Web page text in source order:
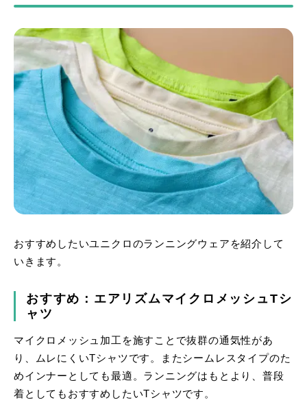
おすすめしたいユニクロのランニングウェアを紹介して
いきます。
おすすめ：エアリズムマイクロメッシュTシ
ャツ
マイクロメッシュ加工を施すことで抜群の通気性があ
り、ムレにくいTシャツです。またシームレスタイプのた
めインナーとしても最適。ランニングはもとより、普段
着としてもおすすめしたいTシャツです。